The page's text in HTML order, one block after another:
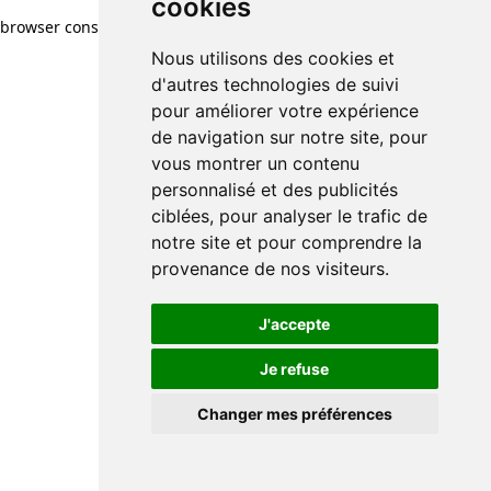
cookies
Nous utilisons des cookies et
d'autres technologies de suivi
pour améliorer votre expérience
de navigation sur notre site, pour
vous montrer un contenu
personnalisé et des publicités
ciblées, pour analyser le trafic de
notre site et pour comprendre la
provenance de nos visiteurs.
J'accepte
Je refuse
Changer mes préférences
browser console for more information)